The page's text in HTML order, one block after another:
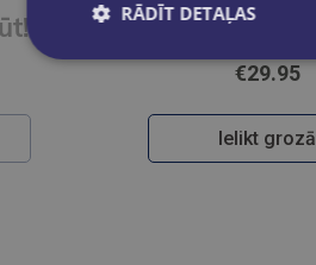
€29.95
Ielikt grozā
RĀDĪT DETAĻAS